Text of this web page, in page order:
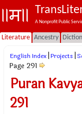
A Nonprofit Public
Literature Ancestry
English Index Projects
Page 291
Puran
291